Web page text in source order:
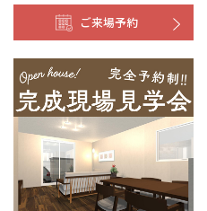
ご来場予約